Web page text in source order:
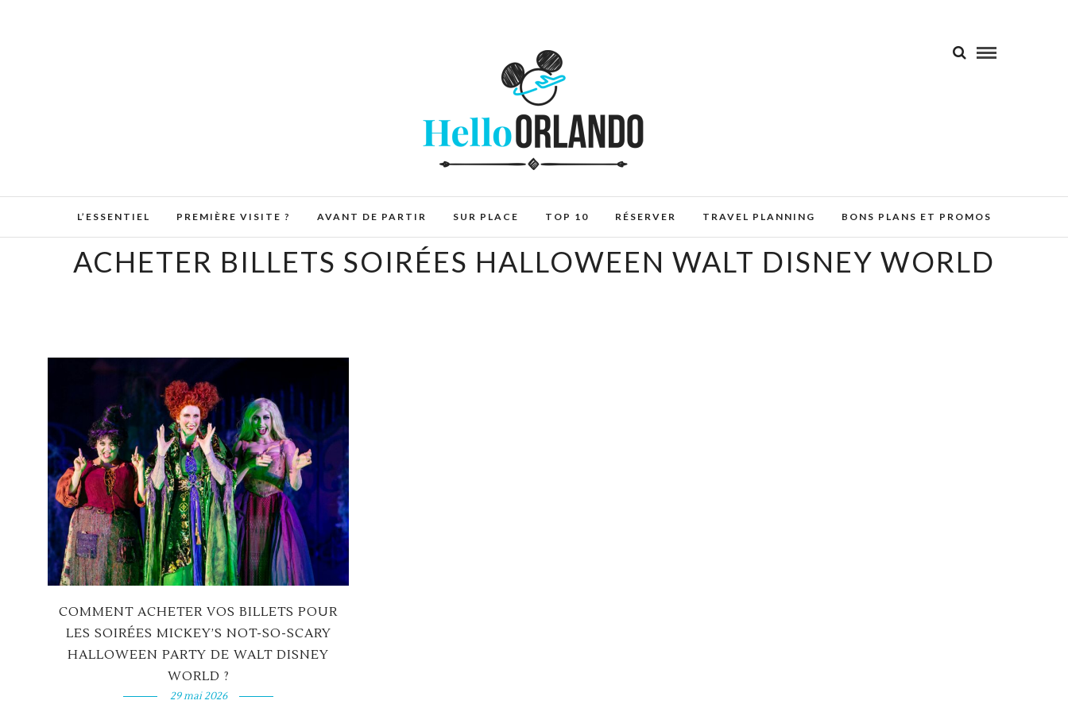
L’ESSENTIEL PREMIÈRE VISITE ? AVANT DE PARTIR SUR PLACE TOP 10 RÉSERVER TRAVEL PLANNING BONS PLANS ET PROMOS
ACHETER BILLETS SOIRÉES HALLOWEEN WALT DISNEY WORLD
COMMENT ACHETER VOS BILLETS POUR
LES SOIRÉES MICKEY’S NOT-SO-SCARY
HALLOWEEN PARTY DE WALT DISNEY
WORLD ?
29 mai 2026